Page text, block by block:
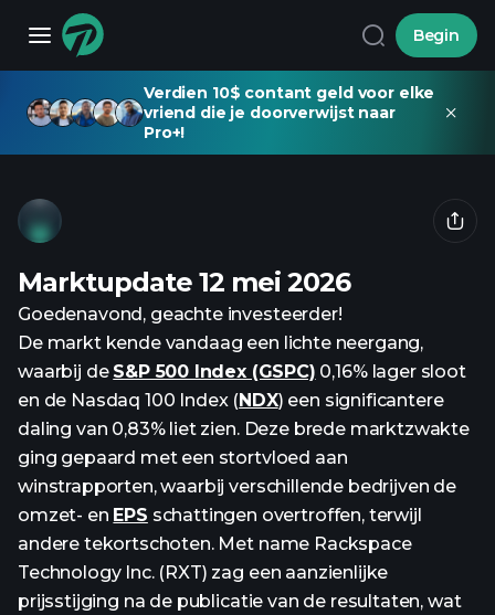
Begin
Verdien 10$ contant geld voor elke
vriend die je doorverwijst naar
Pro+!
Marktupdate 12 mei 2026
Goedenavond, geachte investeerder!
De markt kende vandaag een lichte neergang,
waarbij de S&P 500 Index (GSPC) 0,16% lager sloot
en de Nasdaq 100 Index (NDX) een significantere
daling van 0,83% liet zien. Deze brede marktzwakte
ging gepaard met een stortvloed aan
winstrapporten, waarbij verschillende bedrijven de
omzet- en EPS schattingen overtroffen, terwijl
andere tekortschoten. Met name Rackspace
Technology Inc. (RXT) zag een aanzienlijke
prijsstijging na de publicatie van de resultaten, wat